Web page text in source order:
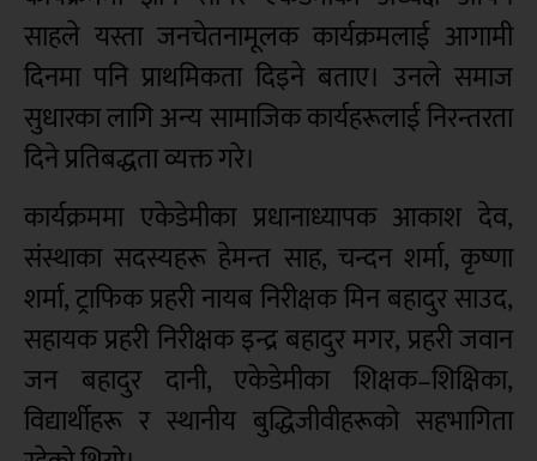
साहले यस्ता जनचेतनामूलक कार्यक्रमलाई आगामी
दिनमा पनि प्राथमिकता दिइने बताए। उनले समाज
सुधारका लागि अन्य सामाजिक कार्यहरूलाई निरन्तरता
दिने प्रतिबद्धता व्यक्त गरे।
कार्यक्रममा एकेडेमीका प्रधानाध्यापक आकाश देव,
संस्थाका सदस्यहरू हेमन्त साह, चन्दन शर्मा, कृष्णा
शर्मा, ट्राफिक प्रहरी नायब निरीक्षक मिन बहादुर साउद,
सहायक प्रहरी निरीक्षक इन्द्र बहादुर मगर, प्रहरी जवान
जन बहादुर दानी, एकेडेमीका शिक्षक–शिक्षिका,
विद्यार्थीहरू र स्थानीय बुद्धिजीवीहरूको सहभागिता